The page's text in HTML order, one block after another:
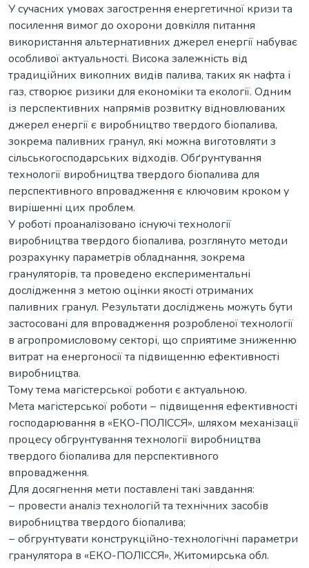
У сучасних умовах загострення енергетичної кризи та
посилення вимог до охорони довкілля питання
використання альтернативних джерел енергії набуває
особливої актуальності. Висока залежність від
традиційних викопних видів палива, таких як нафта і
газ, створює ризики для економіки та екології. Одним
із перспективних напрямів розвитку відновлюваних
джерел енергії є виробництво твердого біопалива,
зокрема паливних гранул, які можна виготовляти з
сільськогосподарських відходів. Обґрунтування
технології виробництва твердого біопалива для
перспективного впровадження є ключовим кроком у
вирішенні цих проблем.
У роботі проаналізовано існуючі технології
виробництва твердого біопалива, розглянуто методи
розрахунку параметрів обладнання, зокрема
грануляторів, та проведено експериментальні
дослідження з метою оцінки якості отриманих
паливних гранул. Результати досліджень можуть бути
застосовані для впровадження розробленої технології
в агропромисловому секторі, що сприятиме зниженню
витрат на енергоносії та підвищенню ефективності
виробництва.
Тому тема магістерської роботи є актуальною.
Мета магістерської роботи − підвищення ефективності
господарювання в «ЕКО-ПОЛІССЯ», шляхом механізації
процесу обгрунтування технології виробництва
твердого біопалива для перспективного
впровадження.
Для досягнення мети поставлені такі завдання:
− провести аналіз технологій та технічних засобів
виробництва твердого біопалива;
− обгрунтувати конструкційно-технологічні параметри
гранулятора в «ЕКО-ПОЛІССЯ», Житомирська обл.